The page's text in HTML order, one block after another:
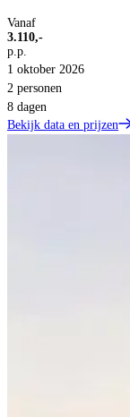
Vanaf
3.110,-
p.p.
1 oktober 2026
2 personen
8 dagen
Bekijk data en prijzen